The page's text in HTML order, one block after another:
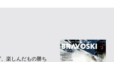
楽しんだもの勝ち